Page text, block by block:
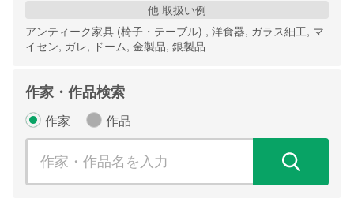
他 取扱い例
アンティーク家具 (椅子・テーブル) , 洋食器, ガラス細工, マ
イセン, ガレ, ドーム, 金製品, 銀製品
作家・作品検索
作家 作品